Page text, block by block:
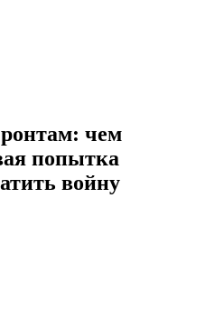
чем
попытка
войну